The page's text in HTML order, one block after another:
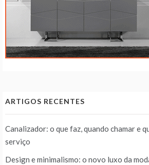
ARTIGOS RECENTES
Canalizador: o que faz, quando chamar e
serviço
Design e minimalismo: o novo luxo da